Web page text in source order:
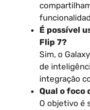
É possível
Flip 7?
Sim, o
de
integração
Qual o foco
O objetivo é